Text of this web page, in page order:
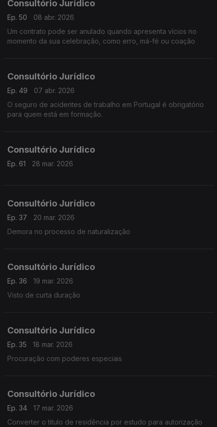
Consultório Jurídico
Ep. 50
08 abr. 2026
Um contrato pode ser anulado quando apresenta vícios no
momento da sua celebração, como erro, má-fé ou coação
Consultório Jurídico
Ep. 49
07 abr. 2026
O seguro de acidentes de trabalho em Portugal é obrigatório
para quem está em formação.
Consultório Jurídico
Ep. 61 28 mar. 2026
Consultório Jurídico
Ep. 37
20 mar. 2026
Demora no processo de naturalização
Consultório Jurídico
Ep. 36
19 mar. 2026
Visto de curta duração
Consultório Jurídico
Ep. 35
18 mar. 2026
Procuração com poderes especiais
Consultório Jurídico
Ep. 34
17 mar. 2026
Converter o titulo de residência por estudo para autorização